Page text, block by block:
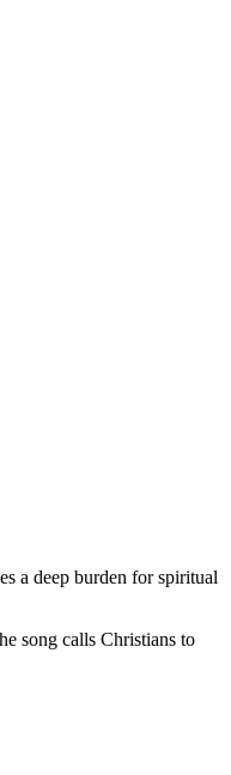
a deep burden for spiritual
song calls Christians to